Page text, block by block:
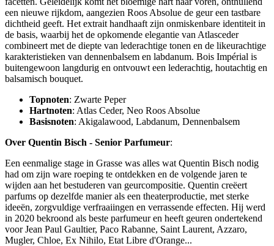
een nieuwe rijkdom, aangezien Roos Absolue de geur een tastbare
dichtheid geeft. Het extrait handhaaft zijn onmiskenbare identiteit in
de basis, waarbij het de opkomende elegantie van Atlasceder
combineert met de diepte van lederachtige tonen en de likeurachtige
karakteristieken van dennenbalsem en labdanum. Bois Impérial is
buitengewoon langdurig en ontvouwt een lederachtig, houtachtig en
balsamisch bouquet.
Topnoten: Zwarte Peper
Hartnoten: Atlas Ceder, Neo Roos Absolue
Basisnoten: Akigalawood, Labdanum, Dennenbalsem
Over Quentin Bisch - Senior Parfumeur:
Een eenmalige stage in Grasse was alles wat Quentin Bisch nodig
had om zijn ware roeping te ontdekken en de volgende jaren te
wijden aan het bestuderen van geurcompositie. Quentin creëert
parfums op dezelfde manier als een theaterproductie, met sterke
ideeën, zorgvuldige verfraaiingen en verrassende effecten. Hij werd
in 2020 bekroond als beste parfumeur en heeft geuren ondertekend
voor Jean Paul Gaultier, Paco Rabanne, Saint Laurent, Azzaro,
Mugler, Chloe, Ex Nihilo, Etat Libre d'Orange...